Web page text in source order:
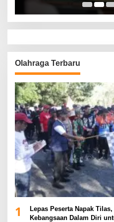
Olahraga Terbaru
1
Lepas Peserta Napak
Kebangsaan Dalam Diri